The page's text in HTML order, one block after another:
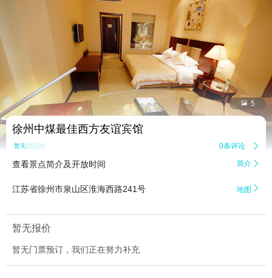
 5
徐州中煤最佳西方友谊宾馆
暂无点评 0条评论 
查看景点简介及开放时间 简介 
江苏省徐州市泉山区淮海西路241号 地图 
暂无报价
暂无门票预订，我们正在努力补充